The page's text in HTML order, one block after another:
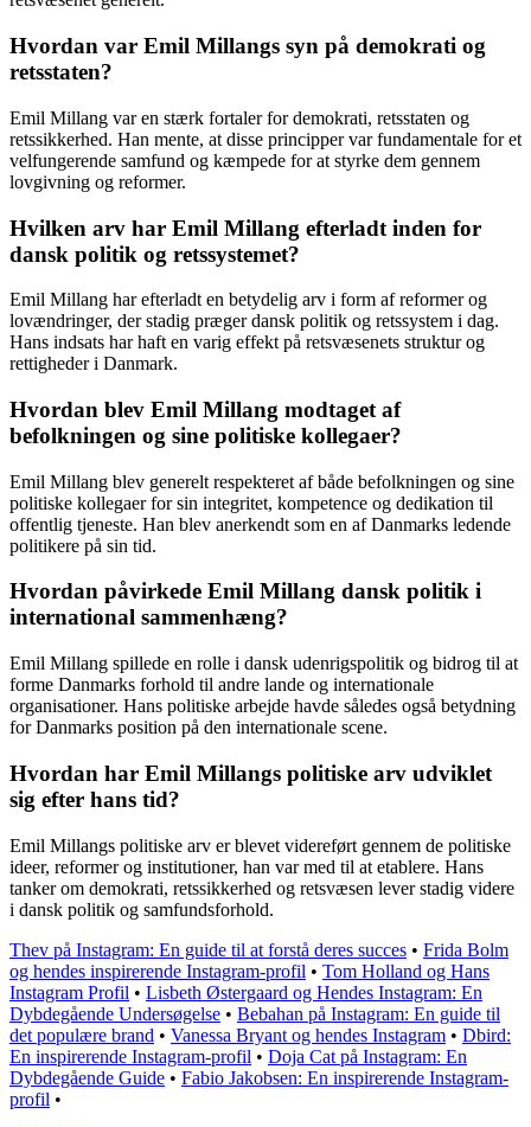
Hvordan var Emil Millangs syn på demokrati og
retsstaten?
Emil Millang var en stærk fortaler for demokrati, retsstaten og
retssikkerhed. Han mente, at disse principper var fundamentale for et
velfungerende samfund og kæmpede for at styrke dem gennem
lovgivning og reformer.
Hvilken arv har Emil Millang efterladt inden for
dansk politik og retssystemet?
Emil Millang har efterladt en betydelig arv i form af reformer og
lovændringer, der stadig præger dansk politik og retssystem i dag.
Hans indsats har haft en varig effekt på retsvæsenets struktur og
rettigheder i Danmark.
Hvordan blev Emil Millang modtaget af
befolkningen og sine politiske kollegaer?
Emil Millang blev generelt respekteret af både befolkningen og sine
politiske kollegaer for sin integritet, kompetence og dedikation til
offentlig tjeneste. Han blev anerkendt som en af Danmarks ledende
politikere på sin tid.
Hvordan påvirkede Emil Millang dansk politik i
international sammenhæng?
Emil Millang spillede en rolle i dansk udenrigspolitik og bidrog til at
forme Danmarks forhold til andre lande og internationale
organisationer. Hans politiske arbejde havde således også betydning
for Danmarks position på den internationale scene.
Hvordan har Emil Millangs politiske arv udviklet
sig efter hans tid?
Emil Millangs politiske arv er blevet videreført gennem de politiske
ideer, reformer og institutioner, han var med til at etablere. Hans
tanker om demokrati, retssikkerhed og retsvæsen lever stadig videre
i dansk politik og samfundsforhold.
Thev på Instagram: En guide til at forstå deres succes • Frida Bolm
og hendes inspirerende Instagram-profil • Tom Holland og Hans
Instagram Profil • Lisbeth Østergaard og Hendes Instagram: En
Dybdegående Undersøgelse • Bebahan på Instagram: En guide til
det populære brand • Vanessa Bryant og hendes Instagram • Dbird:
En inspirerende Instagram-profil • Doja Cat på Instagram: En
Dybdegående Guide • Fabio Jakobsen: En inspirerende Instagram-
profil •